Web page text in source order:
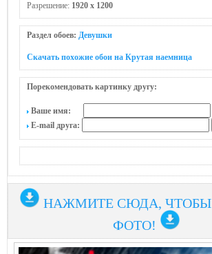
Разрешение: 1920 x 1200
Раздел обоев: Девушки
Скачать похожие обои на Крутая наемница
Порекомендовать картинку другу:
Ваше имя:
E-mail друга:
НАЖМИТЕ СЮДА, ЧТОБЫ
ФОТО!